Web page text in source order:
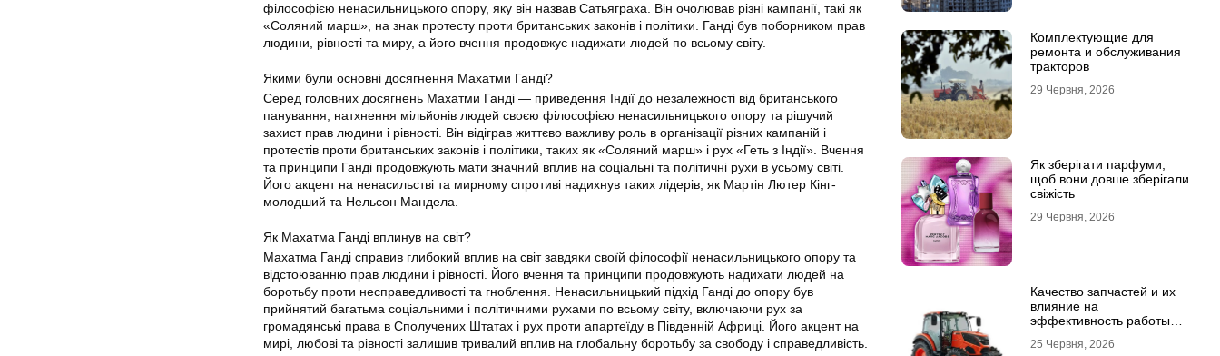
філософією ненасильницького опору, яку він назвав Сатьяграха. Він очолював різні кампанії, такі як
«Соляний марш», на знак протесту проти британських законів і політики. Ганді був поборником прав
людини, рівності та миру, а його вчення продовжує надихати людей по всьому світу.
Якими були основні досягнення Махатми Ганді?
Серед головних досягнень Махатми Ганді — приведення Індії до незалежності від британського
панування, натхнення мільйонів людей своєю філософією ненасильницького опору та рішучий
захист прав людини і рівності. Він відіграв життєво важливу роль в організації різних кампаній і
протестів проти британських законів і політики, таких як «Соляний марш» і рух «Геть з Індії». Вчення
та принципи Ганді продовжують мати значний вплив на соціальні та політичні рухи в усьому світі.
Його акцент на ненасильстві та мирному спротиві надихнув таких лідерів, як Мартін Лютер Кінг-
молодший та Нельсон Мандела.
Як Махатма Ганді вплинув на світ?
Махатма Ганді справив глибокий вплив на світ завдяки своїй філософії ненасильницького опору та
відстоюванню прав людини і рівності. Його вчення та принципи продовжують надихати людей на
боротьбу проти несправедливості та гноблення. Ненасильницький підхід Ганді до опору був
прийнятий багатьма соціальними і політичними рухами по всьому світу, включаючи рух за
громадянські права в Сполучених Штатах і рух проти апартеїду в Південній Африці. Його акцент на
мирі, любові та рівності залишив тривалий вплив на глобальну боротьбу за свободу і справедливість.
Комплектующие для
ремонта и обслуживания
тракторов
29 Червня, 2026
Як зберігати парфуми,
щоб вони довше зберігали
свіжість
29 Червня, 2026
Качество запчастей и их
влияние на
эффективность работы
25 Червня, 2026